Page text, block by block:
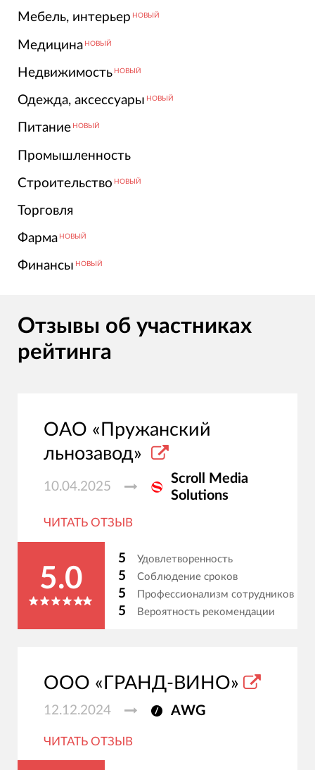
Мебель, интерьер НОВЫЙ
Медицина НОВЫЙ
Недвижимость НОВЫЙ
Одежда, аксессуары НОВЫЙ
Питание НОВЫЙ
Промышленность
Строительство НОВЫЙ
Торговля
Фарма НОВЫЙ
Финансы НОВЫЙ
Отзывы об участниках
рейтинга
ОАО «Пружанский
льнозавод»
10.04.2025
Scroll Media
Solutions
ЧИТАТЬ ОТЗЫВ
5.0
5 Удовлетворенность
5 Соблюдение сроков
5 Профессионализм сотрудников
5 Вероятность рекомендации
ООО «ГРАНД-ВИНО»
12.12.2024 AWG
ЧИТАТЬ ОТЗЫВ